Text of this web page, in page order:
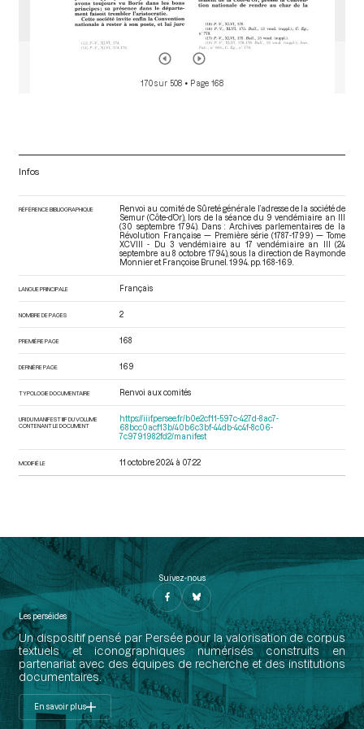
170 sur 508 • Page 168
Infos
RÉFÉRENCE BIBLIOGRAPHIQUE
Renvoi au comité de Sûreté générale l’adresse de la société de
Semur (Côte-d’Or), lors de la séance du 9 vendémiaire an III
(30 septembre 1794). Dans : Archives parlementaires de la
Révolution Française — Première série (1787-1799) — Tome
XCVIII - Du 3 vendémiaire au 17 vendémiaire an III (24
septembre au 8 octobre 1794), sous la direction de Raymonde
Monnier et Françoise Brunel. 1994. pp. 168-169.
LANGUE PRINCIPALE Français
NOMBRE DE PAGES 2
PREMIÈRE PAGE 168
DERNIÈRE PAGE 169
TYPOLOGIE DOCUMENTAIRE Renvoi aux comités
URI DU MANIFEST IIIF DU VOLUME
CONTENANT LE DOCUMENT
https://iiif.persee.fr/b0e2cf11-597c-427d-8ac7-
68bcc0acf13b/40b6c3bf-44db-4c4f-8c06-
7c9791982fd2/manifest
MODIFIÉ LE 11 octobre 2024 à 07:22
Suivez-nous
Les perséides
Un dispositif pensé par Persée pour la valorisation de corpus
textuels et iconographiques numérisés construits en
partenariat avec des équipes de recherche et des institutions
documentaires.
En savoir plus